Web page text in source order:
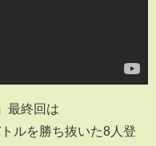
最終回は
ルを勝ち抜いた8人登